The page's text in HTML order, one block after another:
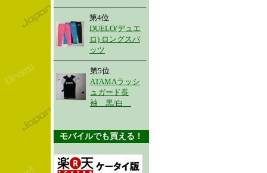
第4位
DUELO(デュエ
ロ) ロングスパ
ッツ
第5位
ATAMAラッシ
ュガード長
袖 黒/白
モバイルでも買える！